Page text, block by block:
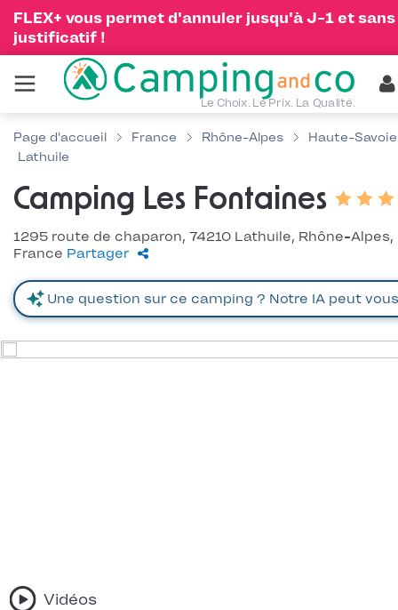
FLEX+ vous permet d'annuler jusqu'à J-1 et sans
justificatif !
Le Choix. Le Prix. La Qualité.
Page d'accueil France Rhône-Alpes
Haute-Savoie
Lathuile
Camping Les Fontaines
1295 route de chaparon, 74210 Lathuile, Rhône-Alpes,
France Partager
Vidéos